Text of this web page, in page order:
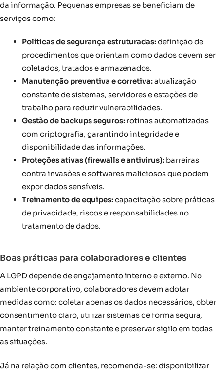
da informação. Pequenas empresas se beneficiam de
serviços como:
Políticas de segurança estruturadas:definição de
procedimentos que orientam como dados devem ser
coletados, tratados e armazenados.
Manutenção preventiva e corretiva:atualização
constante de sistemas, servidores e estações de
trabalho para reduzir vulnerabilidades.
Gestão de backups seguros: rotinas automatizadas
com criptografia, garantindo integridade e
disponibilidade das informações.
Proteções ativas (firewalls e antivírus): barreiras
contra invasões e softwares maliciosos que podem
expor dados sensíveis.
Treinamento de equipes:capacitação sobre práticas
de privacidade, riscos e responsabilidades no
tratamento de dados.
Boas práticas para colaboradores e clientes
A LGPD depende de engajamento interno e externo. No
ambiente corporativo, colaboradores devem adotar
medidas como: coletar apenas os dados necessários, obter
consentimento claro, utilizar sistemas de forma segura,
manter treinamento constante e preservar sigilo em todas
as situações.
Já na relação com clientes, recomenda-se: disponibilizar